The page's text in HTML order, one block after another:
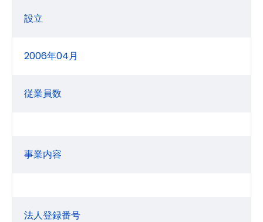
設立
2006年04月
従業員数
事業内容
法人登録番号